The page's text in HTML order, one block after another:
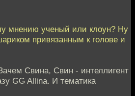
мнению ученый или клоун? Ну
привязанным к голове и
Свина, Свин - интеллигент
GG Allina. И тематика